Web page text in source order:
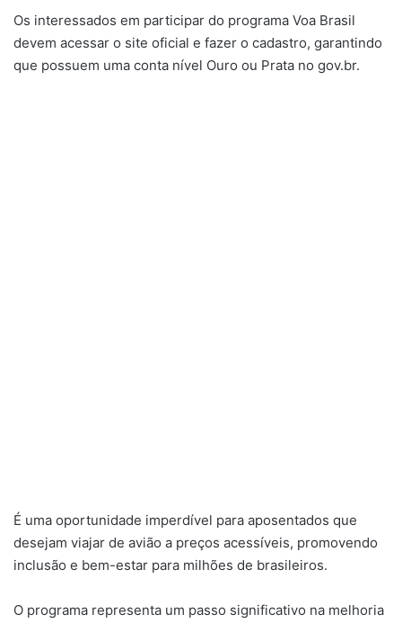
Os interessados em participar do programa Voa Brasil
devem acessar o site oficial e fazer o cadastro, garantindo
que possuem uma conta nível Ouro ou Prata no gov.br.
É uma oportunidade imperdível para aposentados que
desejam viajar de avião a preços acessíveis, promovendo
inclusão e bem-estar para milhões de brasileiros.
O programa representa um passo significativo na melhoria